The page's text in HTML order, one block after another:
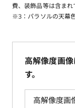
費、装飾品等は含まれ
※3：パラソルの天幕
高解像度画
す。
高解像度画